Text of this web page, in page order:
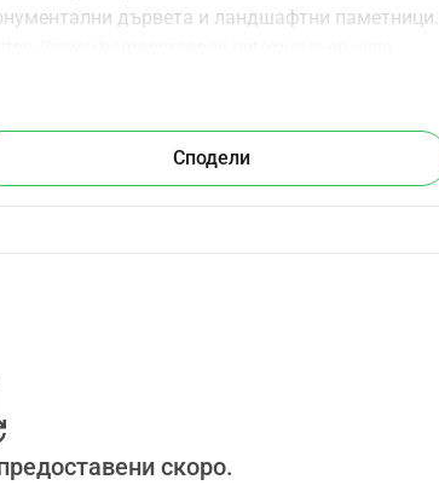
дървета и ландшафтни паметници.
на нашите цели.
Сподели
скоро.